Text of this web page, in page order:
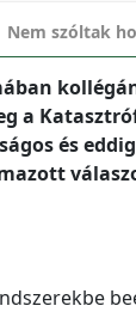
Nem szóltak
a
és